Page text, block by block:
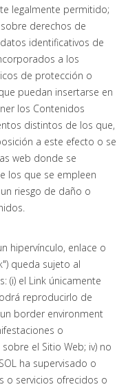
legalmente permitido;
derechos de
identificativos de
a los
de protección o
puedan insertarse en
los Contenidos
distintos de los que,
a este efecto o se
web donde se
los que se empleen
riesgo de daño o
hipervínculo, enlace o
queda sujeto al
(i) el Link únicamente
reproducirlo de
border environment
o
el Sitio Web; iv) no
ha supervisado o
o servicios ofrecidos o